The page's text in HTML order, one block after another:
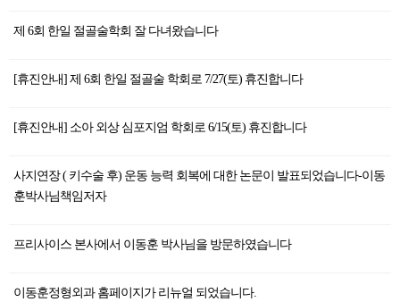
제 6회 한일 절골술학회 잘 다녀왔습니다
[휴진안내] 제 6회 한일 절골술 학회로 7/27(토) 휴진합니다
[휴진안내] 소아 외상 심포지엄 학회로 6/15(토) 휴진합니다
사지연장 ( 키수술 후) 운동 능력 회복에 대한 논문이 발표되었습니다-이동
훈박사님책임저자
프리사이스 본사에서 이동훈 박사님을 방문하였습니다
이동훈정형외과 홈페이지가 리뉴얼 되었습니다.